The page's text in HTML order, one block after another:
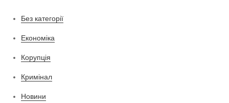
Без категорії
Економіка
Корупція
Кримінал
Новини